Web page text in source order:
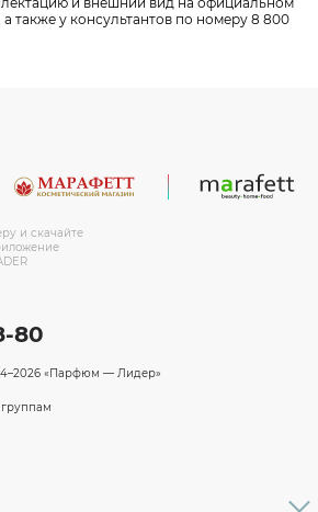
также у консультантов по номеру 8 800
и скачайте
80
«Парфюм — Лидер»